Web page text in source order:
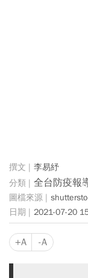
李易紓
全台防疫報
2021-07-20
+A -A